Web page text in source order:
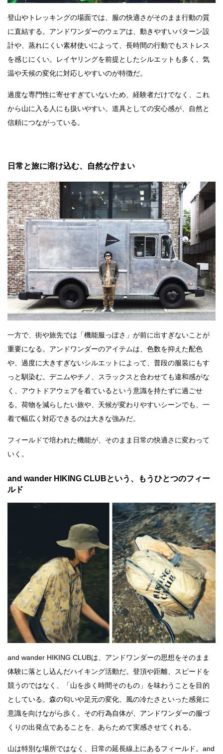
登山やトレッキングの場面では、服の快適さがそのまま行動の質
に直結する。アンドワンダーのウェアは、動きやすいパターン設
計や、蒸れにくい素材使いによって、長時間の行動でもストレス
を感じにくい。レイヤリングを前提としたシルエットも多く、気
温や天候の変化に対応しやすいのが特徴だ。
過度な専門性に寄せすぎていないため、経験者だけでなく、これ
から山に入る人にも扱いやすい。道具としての安心感が、自然と
信頼につながっている。
日常と旅に溶け込む、自然な佇まい
一方で、街や旅先では「機能服っぽさ」が前に出すぎないことが
重要になる。アンドワンダーのアイテムは、色数を抑えた配色
や、過度に大きすぎないシルエットによって、普段の服装にもす
っと馴染む。デニムやチノ、スラックスと合わせても違和感がな
く、アウトドアウェアを着ているという意識を持たずに過ごせ
る。荷物を減らしたい旅や、天候が変わりやすいシーンでも、一
着で幅広く対応できるのは大きな強みだ。
フィールドで培われた機能が、そのまま日常の快適さに変わって
いく。
and wander HIKING CLUBという、もうひとつのフィー
ルド
and wander HIKING CLUBは、アンドワンダーの思想をそのまま
体験に落とし込んだハイキング活動だ。登頂や距離、スピードを
競うのではなく、「山を歩く時間そのもの」を味わうことを目的
としている。森の匂いや足元の変化、風の冷たさといった感覚に
意識を向けながら歩く。その行為自体が、アンドワンダーの服づ
くりの出発点であることを、あらためて実感させてくれる。
山は特別な場所ではなく、日常の延長線上にあるフィールド。and